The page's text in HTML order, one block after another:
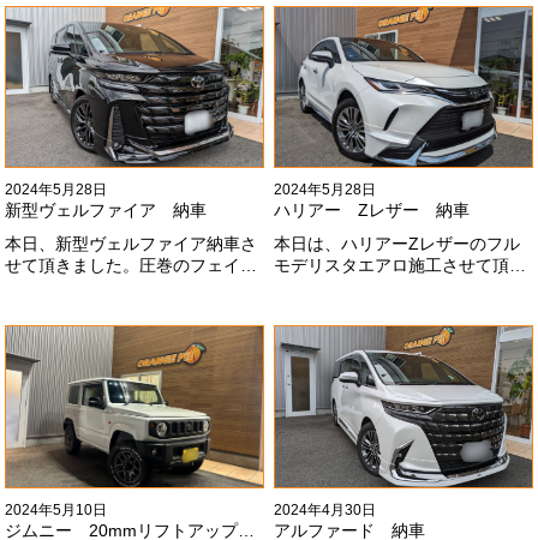
#x1f60a;#x1f60a;M様ありがとう
ございました#x1f60a;
ープンカントリー、ホイールと、
可愛い仕様になりました！これか
らもよろしくお願いします
#x1f647;#x200d;#x2640;#xfe0f;
2024年5月28日
新型ヴェルファイア 納車
本日、新型ヴェルファイア納車さ
せて頂きました。圧巻のフェイス
なりました！いつも本当にありが
とうございます#x1f60a;
2024年5月28日
ハリアー Zレザー 納車
本日は、ハリアーZレザーのフル
モデリスタエアロ施工させて頂き
全然、思い通りエアロが入ってき
ませんね。。今後とも宜しくお願
いします！
2024年5月10日
ジムニー 20mmリフトアップ納車
2024年4月30日
アルファード 納車